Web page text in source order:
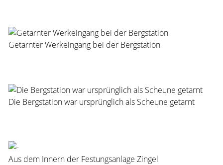
Getarnter Werkeingang bei der Bergstation
Die Bergstation war ursprünglich als Scheune getarnt
Aus dem Innern der Festungsanlage Zingel